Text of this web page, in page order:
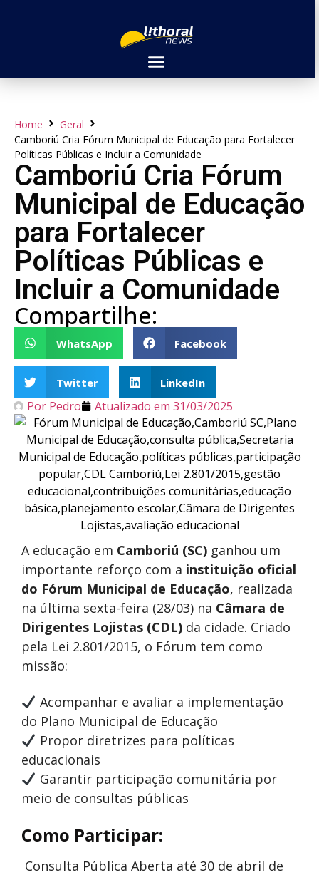
Home
Geral
Camboriú Cria Fórum Municipal de Educação para Fortalecer
Políticas Públicas e Incluir a Comunidade
Camboriú Cria Fórum
Municipal de Educação
para Fortalecer
Políticas Públicas e
Incluir a Comunidade
Compartilhe:
WhatsApp Facebook
Twitter LinkedIn
Por Pedro Atualizado em 31/03/2025
A educação em Camboriú (SC) ganhou um
importante reforço com a instituição oficial
do Fórum Municipal de Educação, realizada
na última sexta-feira (28/03) na Câmara de
Dirigentes Lojistas (CDL) da cidade. Criado
pela Lei 2.801/2015, o Fórum tem como
missão:
Acompanhar e avaliar a implementação
do Plano Municipal de Educação
Propor diretrizes para políticas
educacionais
Garantir participação comunitária por
meio de consultas públicas
Como Participar:
Consulta Pública Aberta até 30 de abril de